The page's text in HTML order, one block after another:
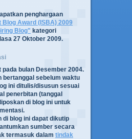
penghargaan
Blog Award (ISBA) 2009
Blog" kategori
27 Oktober 2009.
pada bulan Desember 2004.
bertanggal sebelum waktu
ini ditulis/disusun sesuai
penerbitan (tanggal
di blog ini untuk
di blog ini dapat dikutip
sumber secara
termasuk dalam tindak